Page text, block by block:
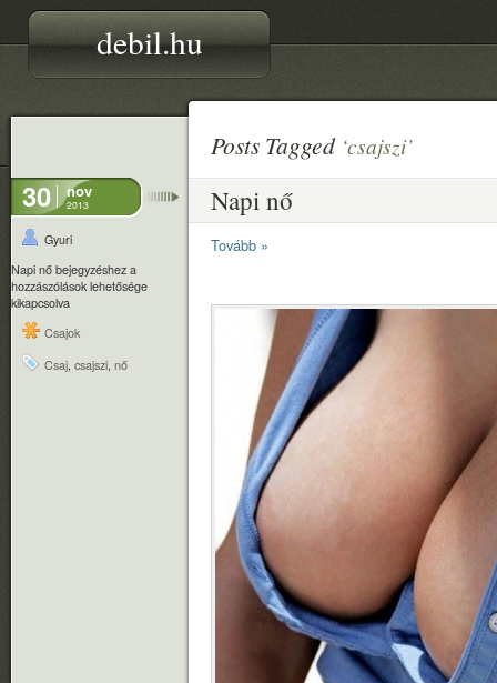
debil.hu
Posts Tagged ‘csajszi’
30 nov
2013
Gyuri
Napi nő bejegyzéshez a
hozzászólások lehetősége
kikapcsolva
Csajok
Csaj, csajszi, nő
Napi nő
Tovább »